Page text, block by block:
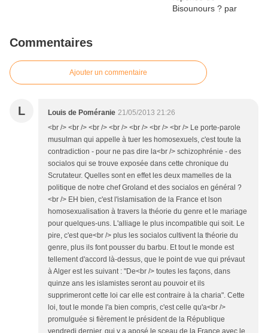
Commentaires
Ajouter un commentaire
L Louis de Poméranie 21/05/2013 21:26
<br /> <br /> <br /> <br /> <br /> <br /> <br /> Le porte-parole
musulman qui appelle à tuer les homosexuels, c'est toute la
contradiction - pour ne pas dire la<br /> schizophrénie - des
socialos qui se trouve exposée dans cette chronique du
Scrutateur. Quelles sont en effet les deux mamelles de la
politique de notre chef Groland et des socialos en général ?
<br /> EH bien, c'est l'islamisation de la France et lson
homosexualisation à travers la théorie du genre et le mariage
pour quelques-uns. L'alliage le plus incompatible qui soit. Le
pire, c'est que<br /> plus les socialos cultivent la théorie du
genre, plus ils font pousser du barbu. Et tout le monde est
tellement d'accord là-dessus, que le point de vue qui prévaut
à Alger est les suivant : "De<br /> toutes les façons, dans
quinze ans les islamistes seront au pouvoir et ils
supprimeront cette loi car elle est contraire à la charia". Cette
loi, tout le monde l'a bien compris, c'est celle qu'a<br />
promulguée si fièrement le président de la République
vendredi dernier, qui y a aposé le sceau de la France avec le